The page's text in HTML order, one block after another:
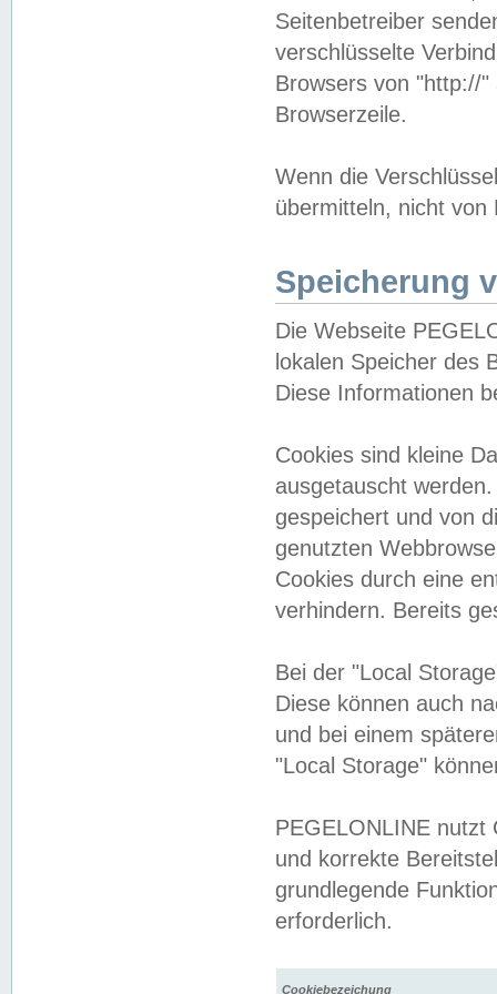
Seitenbetreiber
verschlüsselte
Browsers von "http://
Browserzeile.
Wenn die
übermitteln, nicht von
Speicherung
Die Webseite
lokalen Speicher des
Diese Informationen
Cookies sind kleine
ausgetauscht
gespeichert und von
genutzten
Cookies durch eine
verhindern. Bereits
Bei der "Local
Diese können auch
und bei einem
"Local Storage"
PEGELONLINE nutzt
und korrekte
grundlegende
erforderlich.
Cookiebezeichung